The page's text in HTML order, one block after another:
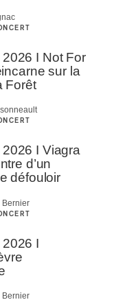
I Not For
sur la
Forêt
I Viagra
d’un
défouloir
Bernier
I
Bernier